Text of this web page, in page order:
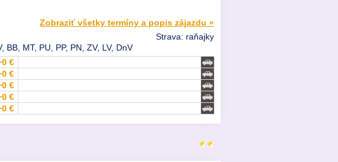
Zobraziť všetky termíny a popis zájazdu »
Strava: raňajky
MT, PU, PP, PN, ZV, LV, DnV
€
€
€
€
€